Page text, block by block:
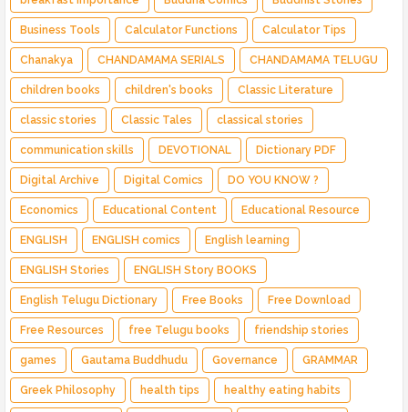
Business Tools Calculator Functions Calculator Tips
Chanakya CHANDAMAMA SERIALS CHANDAMAMA TELUGU
children books children's books Classic Literature
classic stories Classic Tales classical stories
communication skills DEVOTIONAL Dictionary PDF
Digital Archive Digital Comics DO YOU KNOW ?
Economics Educational Content Educational Resource
ENGLISH ENGLISH comics English learning
ENGLISH Stories ENGLISH Story BOOKS
English Telugu Dictionary Free Books Free Download
Free Resources free Telugu books friendship stories
games Gautama Buddhudu Governance GRAMMAR
Greek Philosophy health tips healthy eating habits